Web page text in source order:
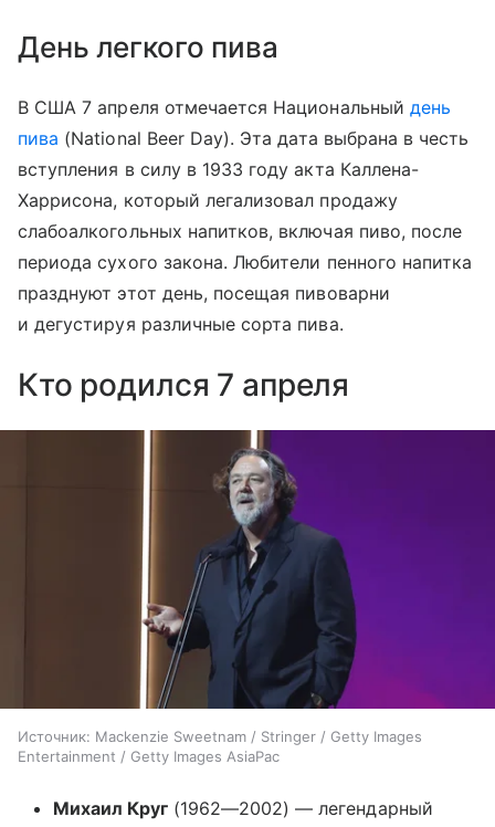
День легкого пива
В США 7 апреля отмечается Национальный день
пива (National Beer Day). Эта дата выбрана в честь
вступления в силу в 1933 году акта Каллена-
Харрисона, который легализовал продажу
слабоалкогольных напитков, включая пиво, после
периода сухого закона. Любители пенного напитка
празднуют этот день, посещая пивоварни
и дегустируя различные сорта пива.
Кто родился 7 апреля
Источник: Mackenzie Sweetnam / Stringer / Getty Images
Entertainment / Getty Images AsiaPac
Михаил Круг (1962—2002) — легендарный